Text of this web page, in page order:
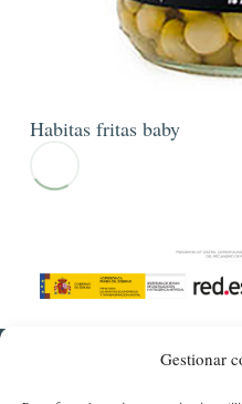
Gestionar
Habitas fritas baby